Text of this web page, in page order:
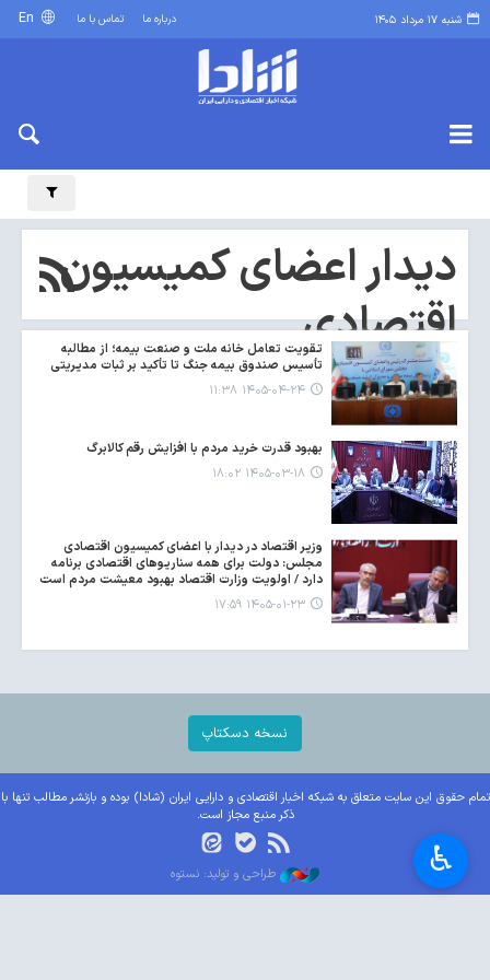
شنبه ۱۷ مرداد ۱۴۰۵ درباره ما تماس با ما
دیدار اعضای کمیسیون
اقتصادیتقویت تعامل خانه ملت و صنعت بیمه؛ از مطالبه
تأسیس صندوق بیمه جنگ تا تأکید بر ثبات مدیریتی
۱۴۰۵-۰۴-۲۴ ۱۱:۳۸
بهبود قدرت خرید مردم با افزایش رقم کالابرگ
۱۴۰۵-۰۳-۱۸ ۱۸:۰۲
وزیر اقتصاد در دیدار با اعضای کمیسیون اقتصادی
مجلس: دولت برای همه سناریوهای اقتصادی برنامه
دارد / اولویت وزارت اقتصاد بهبود معیشت مردم است
۱۴۰۵-۰۱-۲۳ ۱۷:۵۹
نسخه دسکتاپ
تمام حقوق این سایت متعلق به شبکه اخبار اقتصادی و دارایی ایران (شادا) بوده و بازنشر مطالب تنها با
ذکر منبع مجاز است.
طراحی و تولید: نستوه ♿︎